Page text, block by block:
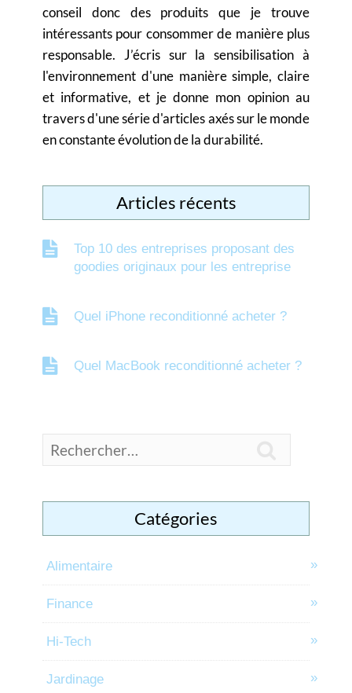
conseil donc des produits que je trouve
intéressants pour consommer de manière plus
responsable. J’écris sur la sensibilisation à
l'environnement d'une manière simple, claire
et informative, et je donne mon opinion au
travers d'une série d'articles axés sur le monde
en constante évolution de la durabilité.
Articles récents
Top 10 des entreprises proposant des
goodies originaux pour les entreprise
Quel iPhone reconditionné acheter ?
Quel MacBook reconditionné acheter ?
Catégories
Alimentaire
Finance
Hi-Tech
Jardinage